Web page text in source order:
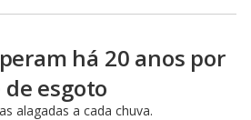
há 20 anos por
esgoto
alagadas a cada chuva.